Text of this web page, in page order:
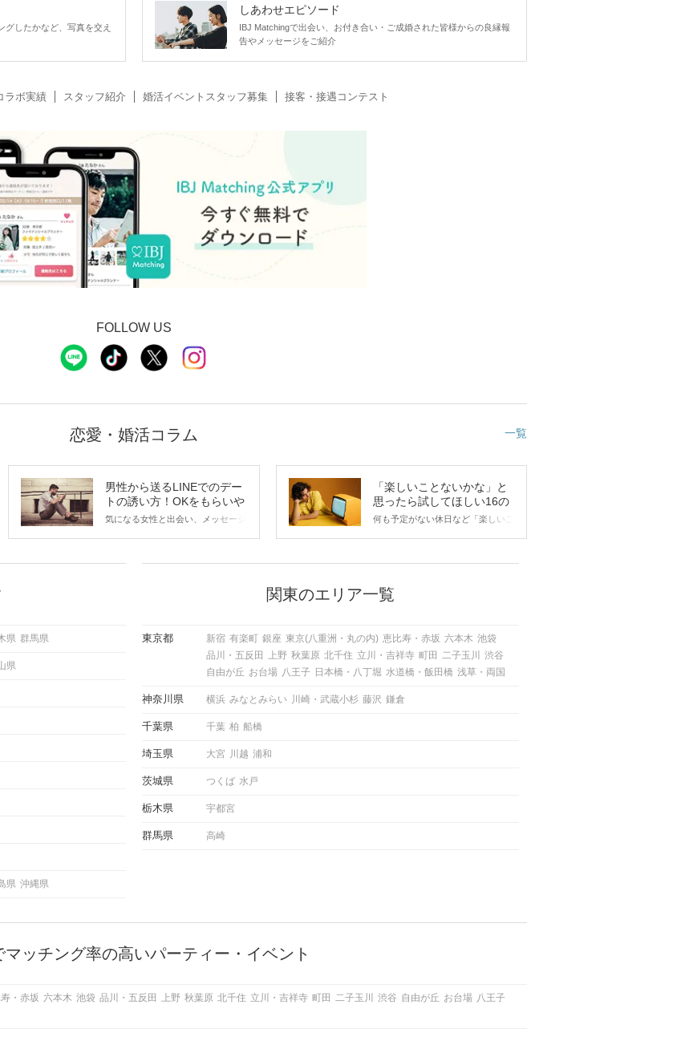
したかなど、写真を交え
しあわせエピソード
IBJ Matchingで出会い、お付き合い・ご成婚された皆様からの良縁報
告やメッセージをご紹介
ラボ実績 スタッフ紹介 婚活イベントスタッフ募集 接客・接遇コンテスト
FOLLOW US
恋愛・婚活コラム 一覧
男性から送るLINEでのデー
トの誘い方！OKをもらいや
すいメッセージのコツは？
気になる女性と出会い、メッセージ
も混じえながら解説するので、ぜひ
「楽しいことないかな」と
思ったら試してほしい16の
こと
何も予定がない休日など「楽しいこ
になれる対処法から、恋愛・自分磨
き・趣味などジャンル別の楽しいこ
とを探している方は必見です。
県 群馬県
県
県 沖縄県
関東のエリア一覧
東京都 新宿 有楽町 銀座 東京(八重洲・丸の内) 恵比寿・赤坂 六本木 池袋
品川・五反田
上野 秋葉原 北千住 立川・吉祥寺 町田 二子玉川
渋谷
自由が丘 お台場 八王子 日本橋・八丁堀 水道橋・飯田橋 浅草・両国
神奈川県 横浜 みなとみらい 川崎・武蔵小杉 藤沢 鎌倉
千葉県 千葉 柏 船橋
埼玉県 大宮 川越 浦和
茨城県 つくば 水戸
栃木県 宇都宮
群馬県 高崎
マッチング率の高いパーティー・イベント
・赤坂 六本木 池袋 品川・五反田 上野 秋葉原 北千住 立川・吉祥寺 町田 二子玉川 渋谷 自由が丘 お台場 八王子